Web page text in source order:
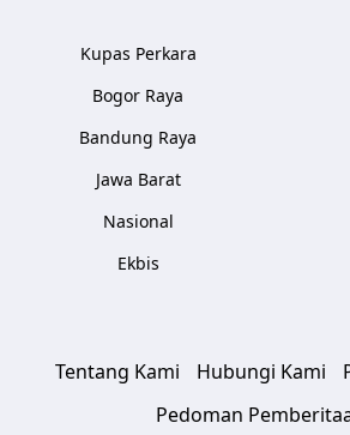
Kupas Perkara
Bogor Raya
Bandung Raya
Jawa Barat
Nasional
Ekbis
Tentang Kami Hubungi Kami
Pedoman